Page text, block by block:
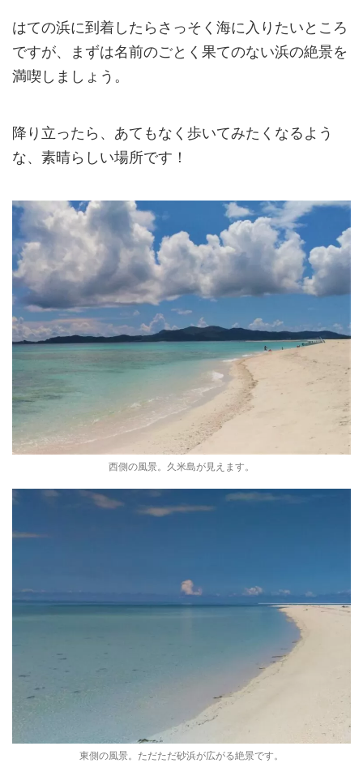
はての浜に到着したらさっそく海に入りたいところ
ですが、まずは名前のごとく果てのない浜の絶景を
満喫しましょう。
降り立ったら、あてもなく歩いてみたくなるよう
な、素晴らしい場所です！
西側の風景。久米島が見えます。
東側の風景。ただただ砂浜が広がる絶景です。